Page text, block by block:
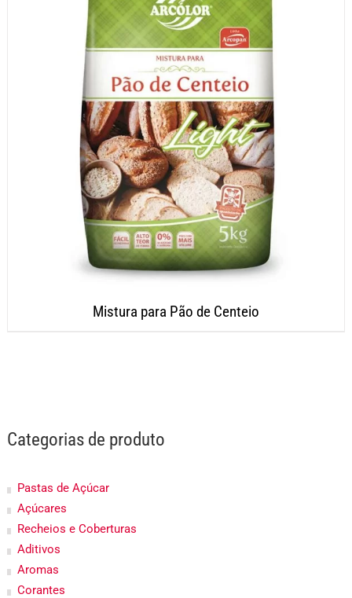
Mistura para Pão de Centeio
Categorias de produto
Pastas de Açúcar
Açúcares
Recheios e Coberturas
Aditivos
Aromas
Corantes